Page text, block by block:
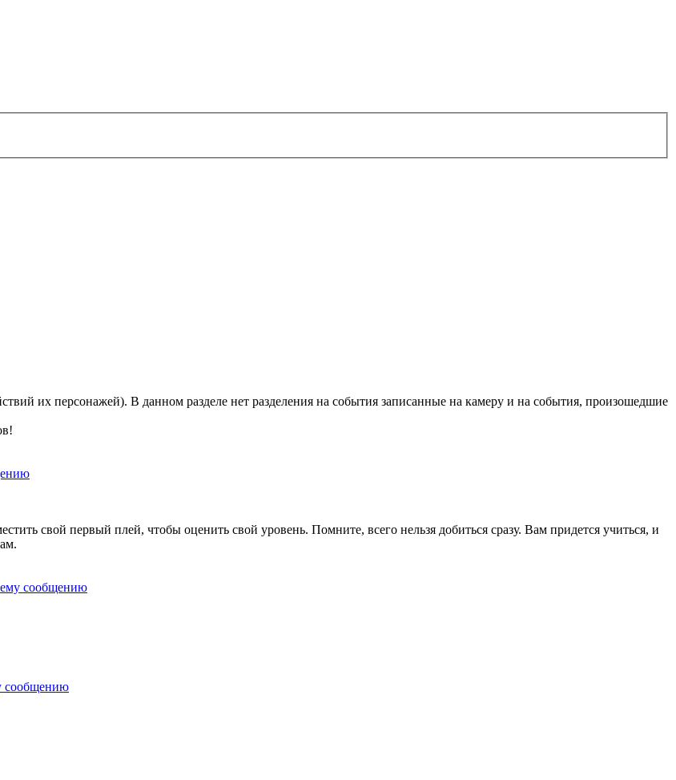
их персонажей). В данном разделе нет разделения на события записанные на камеру и на события, произошедшие
свой первый плей, чтобы оценить свой уровень. Помните, всего нельзя добиться сразу. Вам придется учиться, и